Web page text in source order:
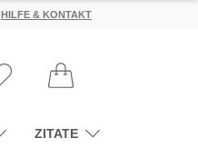
HILFE & KONTAKT
ZITATE